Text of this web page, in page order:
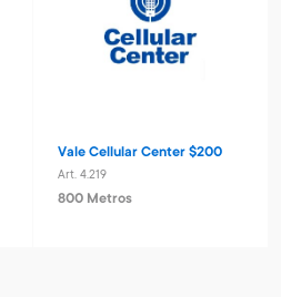
Vale Cellular Center $200
Art. 4.219
800 Metros